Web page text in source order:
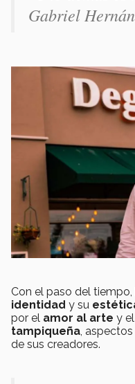
Gabriel
Con el paso del tiempo,
identidad y su
por el amor al arte y el
tampiqueña,
de sus creadores.